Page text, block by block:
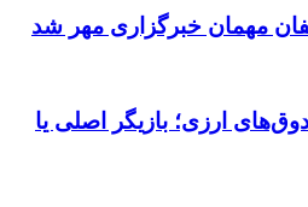
مهمان خبرگزاری مهر شد
ارزی؛ بازیگر اصلی یا